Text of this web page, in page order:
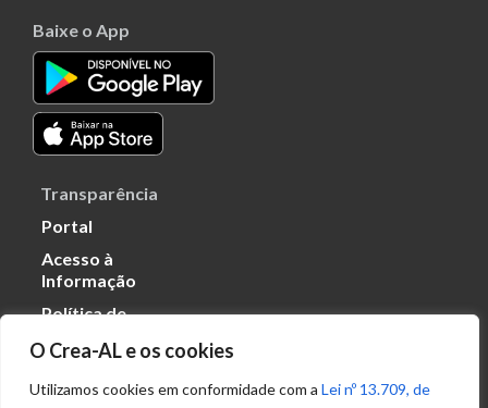
O Crea-AL e os cookies
Utilizamos cookies em conformidade com a Lei nº 13.709, de
Baixe o App
Transparência
Portal
Acesso à
Informação
Política de
Dados